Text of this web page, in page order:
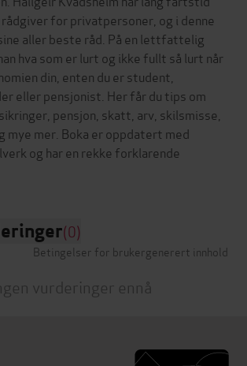
for privatpersoner, og i denne
aller beste råd. På en lettfattelig
hva som er lurt og ikke fullt så lurt når
din, enten du er student,
eller pensjonist. Her får du tips om
pensjon, skatt, arv, skilsmisse,
mye mer. Boka er oppdatert med
og har en rekke forklarende
(0)
Betingelser for brukergenerert innhold
vurderinger ennå